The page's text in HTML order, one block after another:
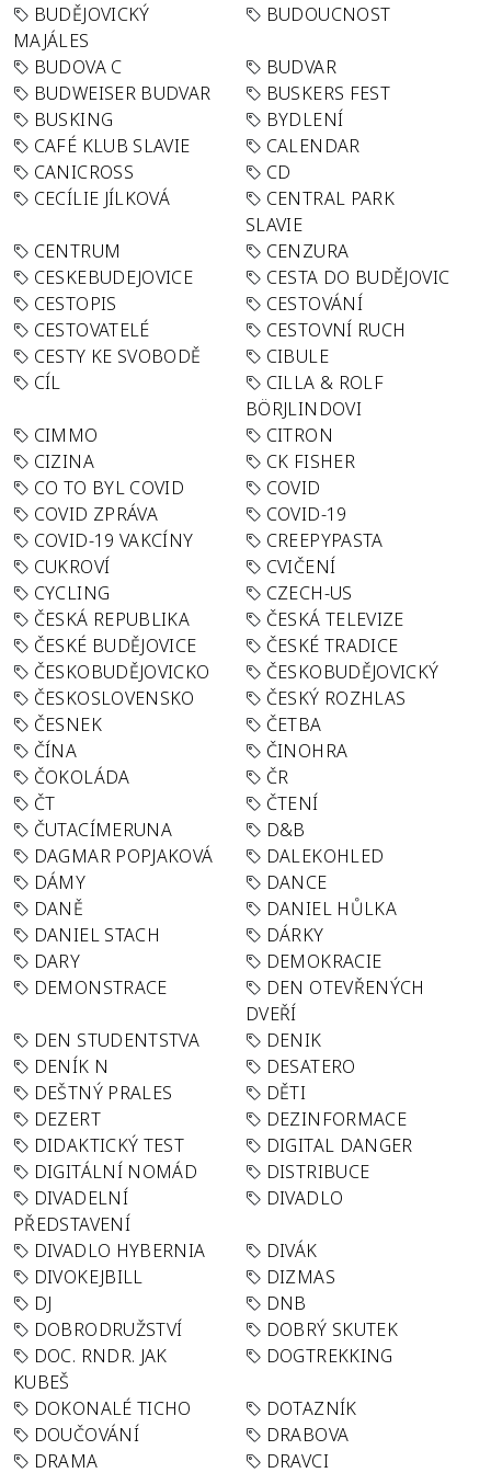
BUDĚJOVICKÝ
MAJÁLES
BUDOUCNOST
BUDOVA C
BUDVAR
BUDWEISER BUDVAR
BUSKERS FEST
BUSKING
BYDLENÍ
CAFÉ KLUB SLAVIE
CALENDAR
CANICROSS
CD
CECÍLIE JÍLKOVÁ
CENTRAL PARK
SLAVIE
CENTRUM
CENZURA
CESKEBUDEJOVICE
CESTA DO BUDĚJOVIC
CESTOPIS
CESTOVÁNÍ
CESTOVATELÉ
CESTOVNÍ RUCH
CESTY KE SVOBODĚ
CIBULE
CÍL
CILLA & ROLF
BÖRJLINDOVI
CIMMO
CITRON
CIZINA
CK FISHER
CO TO BYL COVID
COVID
COVID ZPRÁVA
COVID-19
COVID-19 VAKCÍNY
CREEPYPASTA
CUKROVÍ
CVIČENÍ
CYCLING
CZECH-US
ČESKÁ REPUBLIKA
ČESKÁ TELEVIZE
ČESKÉ BUDĚJOVICE
ČESKÉ TRADICE
ČESKOBUDĚJOVICKO
ČESKOBUDĚJOVICKÝ
ČESKOSLOVENSKO
ČESKÝ ROZHLAS
ČESNEK
ČETBA
ČÍNA
ČINOHRA
ČOKOLÁDA
ČR
ČT
ČTENÍ
ČUTACÍMERUNA
D&B
DAGMAR POPJAKOVÁ
DALEKOHLED
DÁMY
DANCE
DANĚ
DANIEL HŮLKA
DANIEL STACH
DÁRKY
DARY
DEMOKRACIE
DEMONSTRACE
DEN OTEVŘENÝCH
DVEŘÍ
DEN STUDENTSTVA
DENIK
DENÍK N
DESATERO
DEŠTNÝ PRALES
DĚTI
DEZERT
DEZINFORMACE
DIDAKTICKÝ TEST
DIGITAL DANGER
DIGITÁLNÍ NOMÁD
DISTRIBUCE
DIVADELNÍ
PŘEDSTAVENÍ
DIVADLO
DIVADLO HYBERNIA
DIVÁK
DIVOKEJBILL
DIZMAS
DJ
DNB
DOBRODRUŽSTVÍ
DOBRÝ SKUTEK
DOC. RNDR. JAK
KUBEŠ
DOGTREKKING
DOKONALÉ TICHO
DOTAZNÍK
DOUČOVÁNÍ
DRABOVA
DRAMA
DRAVCI